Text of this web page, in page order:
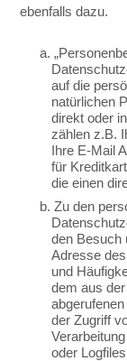
ebenfalls dazu.
a.
auf die
natürlichen
direkt oder
zählen z.B.
Ihre E-Mail
für
die einen
b. Zu den
den Besuch
Adresse
und
dem aus
der Zugriff
oder